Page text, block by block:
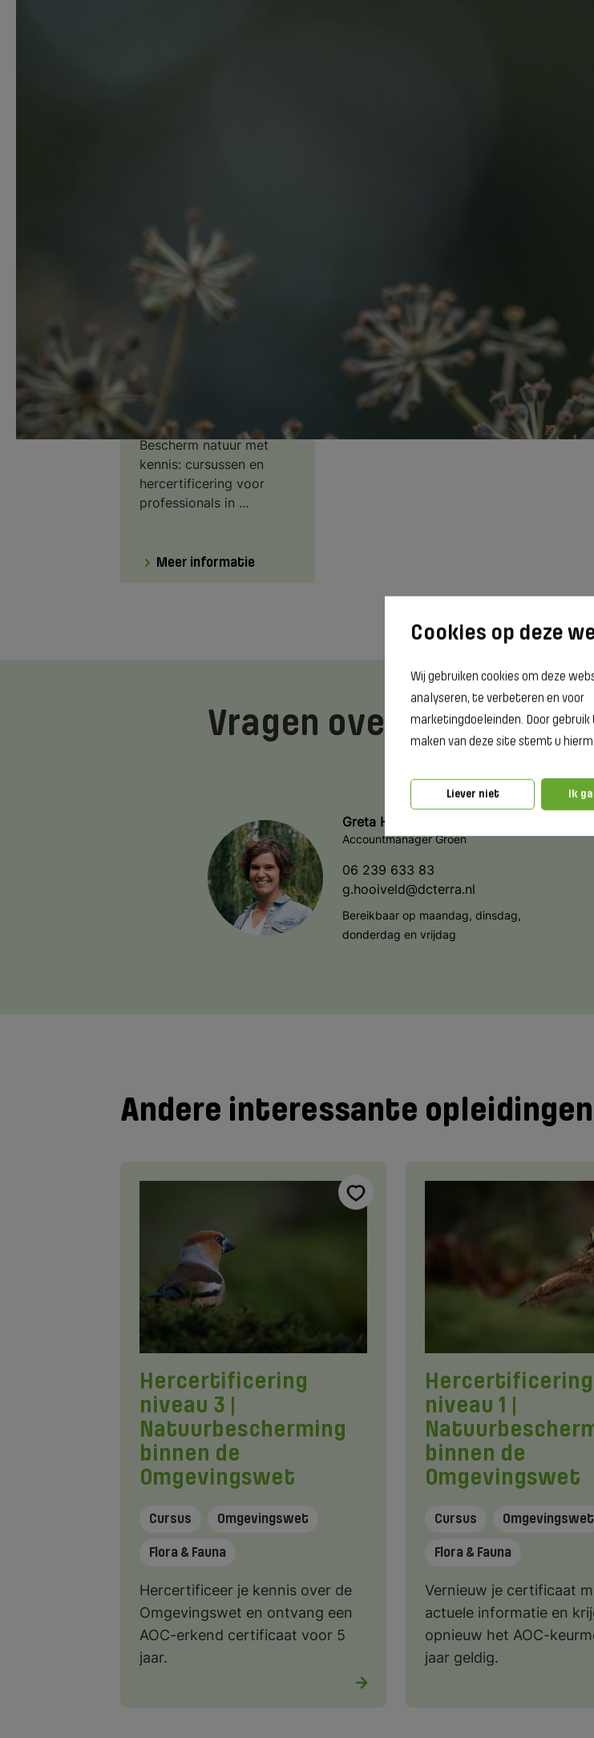
Wij gebruiken cookies om deze
analyseren, te verbeteren en voor
marketingdoeleinden. Door gebruik
maken van deze site stemt u
Liever niet Ik
en blijf op de hoogte van
de Omgevingswet voor
de komen...
Meer informatie
Bescherm natuur met
kennis: cursussen en
hercertificering voor
professionals in ...
Meer informatie
Vragen over deze
Greta Hooiveld
Accountmanager Groen
06 239 633 83
g.hooiveld@dcterra.nl
Bereikbaar op maandag, dinsdag,
donderdag en vrijdag
Andere interessante opleidingen
Hercertificering
niveau 3 |
Natuurbescherming
binnen de
Omgevingswet
Cursus Omgevingswet
Flora & Fauna
Hercertificeer je kennis over de
Omgevingswet en ontvang een
AOC-erkend certificaat voor 5
jaar.
Hercertificering
niveau 1 |
binnen de
Omgevingswet
Cursus Omgevingswet
Flora & Fauna
Vernieuw je certificaat
actuele informatie en
opnieuw het AOC-
jaar geldig.